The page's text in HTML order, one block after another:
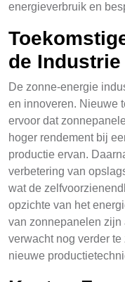
energieverbruik en
de Industrie
De zonne-energie
en innoveren. Nieuwe
ervoor dat
hoger rendement bij
productie ervan.
verbetering van
wat de
opzichte van het
van zonnepanelen zijn
verwacht nog verder
nieuwe